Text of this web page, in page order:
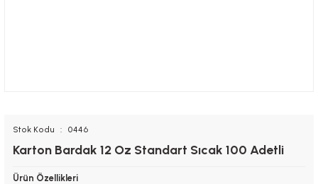
Stok Kodu 0446
Karton Bardak 12 Oz Standart Sıcak 100 Adetli
Ürün Özellikleri